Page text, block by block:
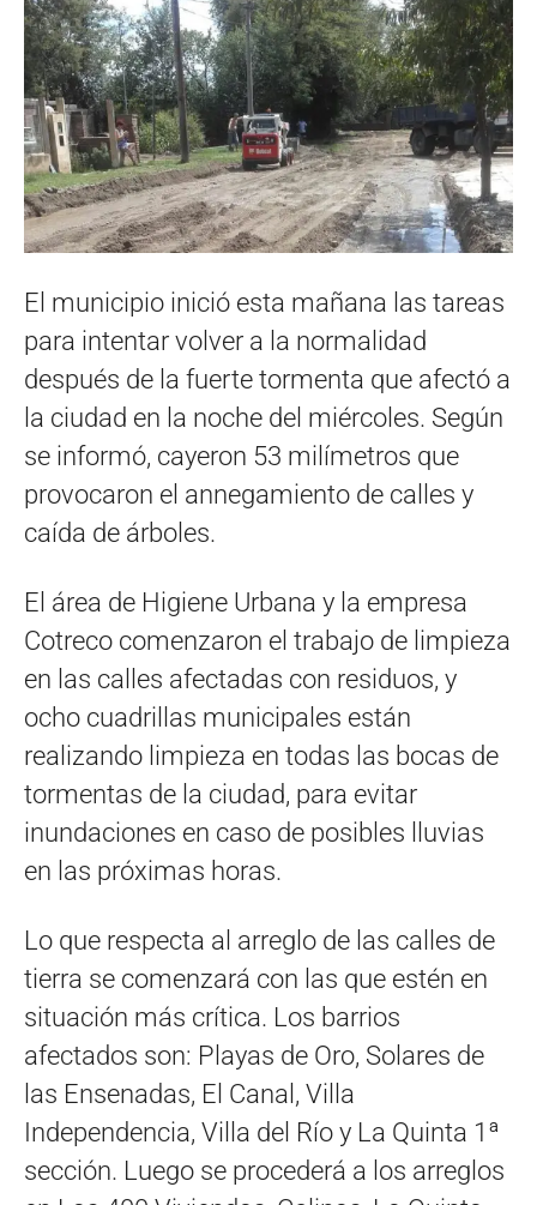
El municipio inició esta mañana las tareas
para intentar volver a la normalidad
después de la fuerte tormenta que afectó a
la ciudad en la noche del miércoles. Según
se informó, cayeron 53 milímetros que
provocaron el annegamiento de calles y
caída de árboles.
El área de Higiene Urbana y la empresa
Cotreco comenzaron el trabajo de limpieza
en las calles afectadas con residuos, y
ocho cuadrillas municipales están
realizando limpieza en todas las bocas de
tormentas de la ciudad, para evitar
inundaciones en caso de posibles lluvias
en las próximas horas.
Lo que respecta al arreglo de las calles de
tierra se comenzará con las que estén en
situación más crítica. Los barrios
afectados son: Playas de Oro, Solares de
las Ensenadas, El Canal, Villa
Independencia, Villa del Río y La Quinta 1ª
sección. Luego se procederá a los arreglos